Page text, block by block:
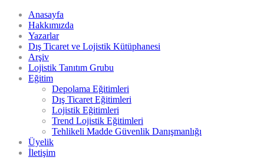
Anasayfa
Hakkımızda
Yazarlar
Dış Ticaret ve Lojistik Kütüphanesi
Arşiv
Lojistik Tanıtım Grubu
Eğitim
Depolama Eğitimleri
Dış Ticaret Eğitimleri
Lojistik Eğitimleri
Trend Lojistik Eğitimleri
Tehlikeli Madde Güvenlik Danışmanlığı
Üyelik
İletişim